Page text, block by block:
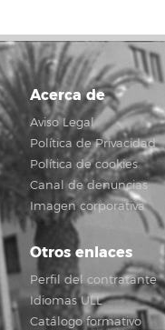
Acerca de
Aviso Legal
Política de Privacidad
Política de cookies
Canal de denuncias
Imagen corporativa
Otros enlaces
Perfil del contratante
Idiomas ULL
Catálogo formativo